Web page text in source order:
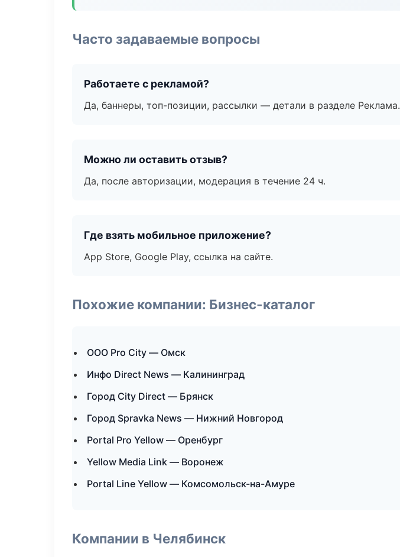
Часто задаваемые вопросы
Работаете с рекламой?
Да, баннеры, топ-позиции, рассылки — детали в разделе Реклама.
Можно ли оставить отзыв?
Да, после авторизации, модерация в течение 24 ч.
Где взять мобильное приложение?
App Store, Google Play, ссылка на сайте.
Похожие компании: Бизнес-каталог
ООО Pro City — Омск
Инфо Direct News — Калининград
Город City Direct — Брянск
Город Spravka News — Нижний Новгород
Portal Pro Yellow — Оренбург
Yellow Media Link — Воронеж
Portal Line Yellow — Комсомольск-на-Амуре
Компании в Челябинск